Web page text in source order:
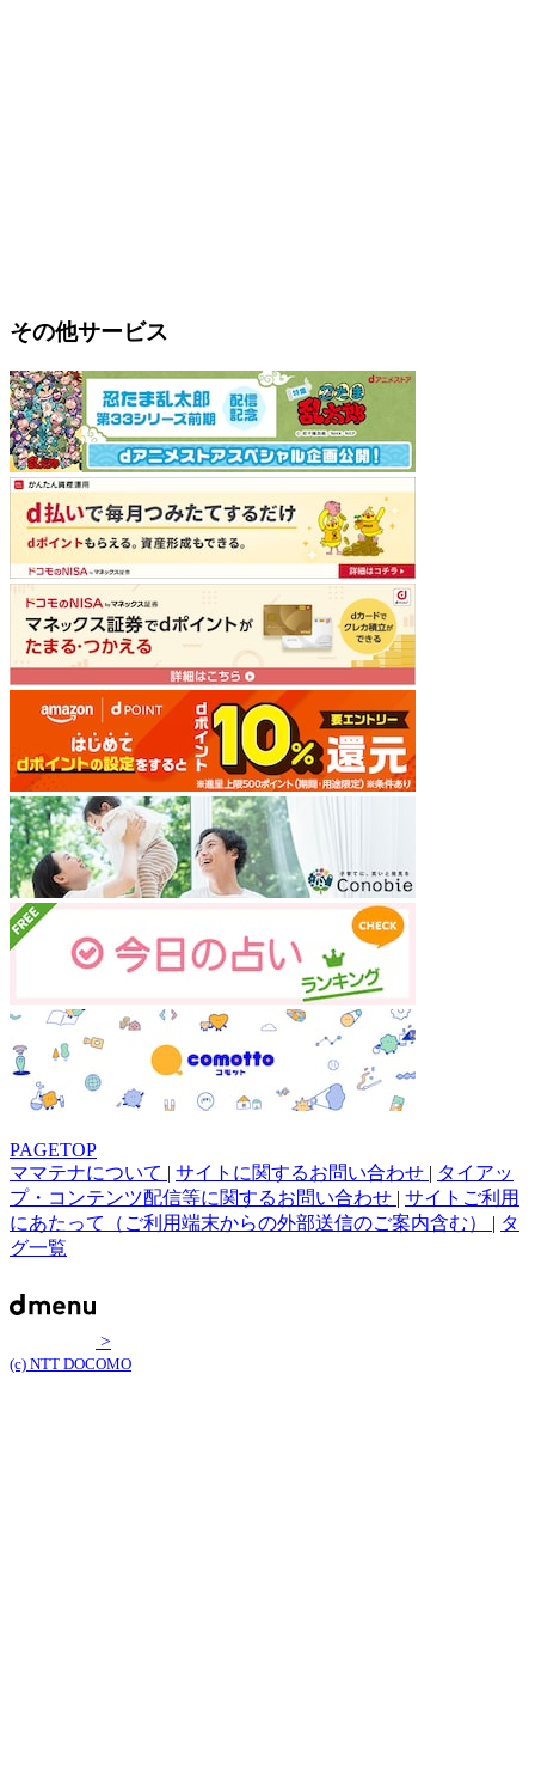
その他サービス
PAGETOP
ママテナについて | サイトに関するお問い合わせ | タイアッ
プ・コンテンツ配信等に関するお問い合わせ | サイトご利用
にあたって（ご利用端末からの外部送信のご案内含む） | タ
グ一覧
>
(c) NTT DOCOMO